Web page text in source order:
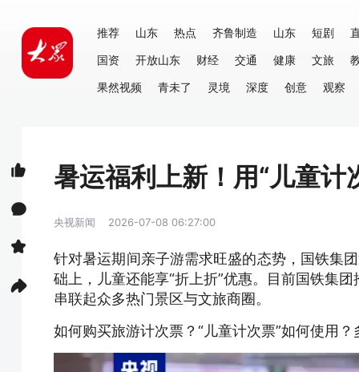
推荐 山东 热点 齐鲁制造 山东 短剧
国资
开放山东 财经 交通 健康 文旅
果然视频
青未了 灵境 深度 创意 观察
暑运福利上新！用“儿童计
央视新闻 2026-07-08 06:27:00
针对暑运期间亲子游需求旺盛的态势，国铁集
础上，儿童还能享“折上折”优惠。目前国铁集
串联起众多热门景区与文旅商圈。
如何购买旅游计次票？“儿童计次票”如何使用